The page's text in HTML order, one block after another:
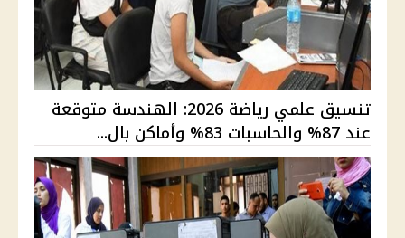
تنسيق علمي رياضة 2026: الهندسة متوقعة
عند 87% والحاسبات 83% وأماكن بال...